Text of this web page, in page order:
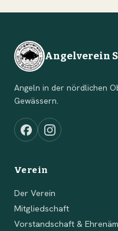
Angelverein
Angeln in der nördlichen
Gewässern.
Verein
Der Verein
Mitgliedschaft
Vorstandschaft &